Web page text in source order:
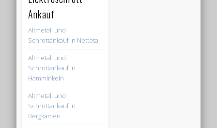
Ankauf
Altmetall und
Schrottankauf in Nettetal
Altmetall und
Schrottankauf in
Hamminkeln
Altmetall und
Schrottankauf in
Bergkamen